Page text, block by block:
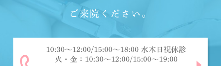
ご来院ください。